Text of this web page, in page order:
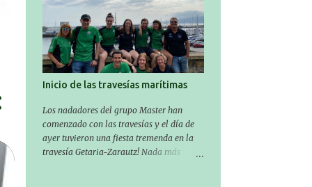
Inicio de las travesías marítimas
Los nadadores del grupo Master han
comenzado con las travesías y el día de
ayer tuvieron una fiesta tremenda en la
travesía Getaria-Zarautz! Nada más